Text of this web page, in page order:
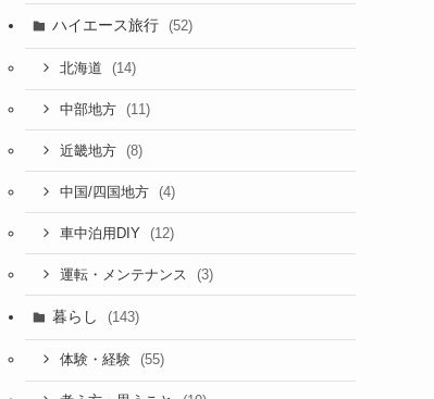
ハイエース旅行 (52)
北海道 (14)
中部地方 (11)
近畿地方 (8)
中国/四国地方 (4)
車中泊用DIY (12)
運転・メンテナンス (3)
暮らし (143)
体験・経験 (55)